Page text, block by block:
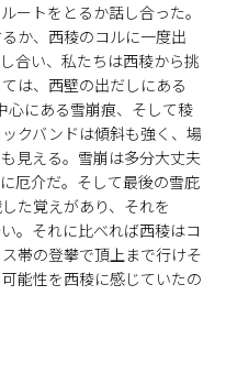
ートをとるか話し合った。
か、西稜のコルに一度出
合い、私たちは西稜から挑
は、西壁の出だしにある
心にある雪崩痕、そして稜
クバンドは傾斜も強く、場
見える。雪崩は多分大丈夫
厄介だ。そして最後の雪庇
た覚えがあり、それを
。それに比べれば西稜はコ
帯の登攀で頂上まで行けそ
能性を西稜に感じていたの